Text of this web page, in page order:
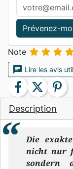
Description
Die
nicht nur
sondern
Prévenez-
Note   
chat Lire les avis
facebook twitter pinterest